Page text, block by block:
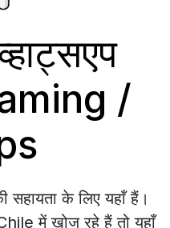
/
सहायता के लिए यहाँ हैं।
में खोज रहे हैं तो यहाँ